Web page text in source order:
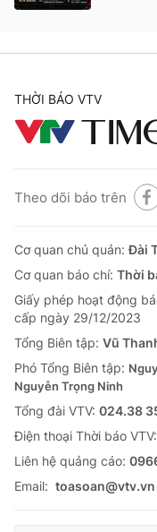
THỜI BÁO VTV
Theo dõi báo trên
Cơ quan chủ quản:Đài
Cơ quan báo chí: Thời
Giấy phép hoạt động
cấp ngày 29/12/2023
Tổng Biên tập: Vũ
Phó Tổng Biên tập:
Nguyễn Trọng Ninh
Tổng đài VTV: 024.38
Ðiện thoại Thời báo VTV:
Liên hệ quảng cáo:
Email: toasoan@vtv.vn